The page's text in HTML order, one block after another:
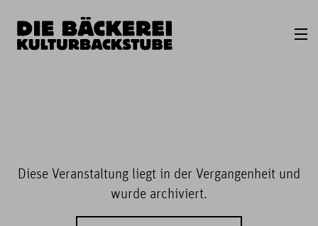
Diese Veranstaltung liegt in der Vergangenheit und
wurde archiviert.